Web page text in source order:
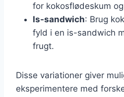
for kokosflødeskum
Is-sandwich: Brug
fyld i en is-sandwich
frugt.
Disse variationer giver
eksperimentere med